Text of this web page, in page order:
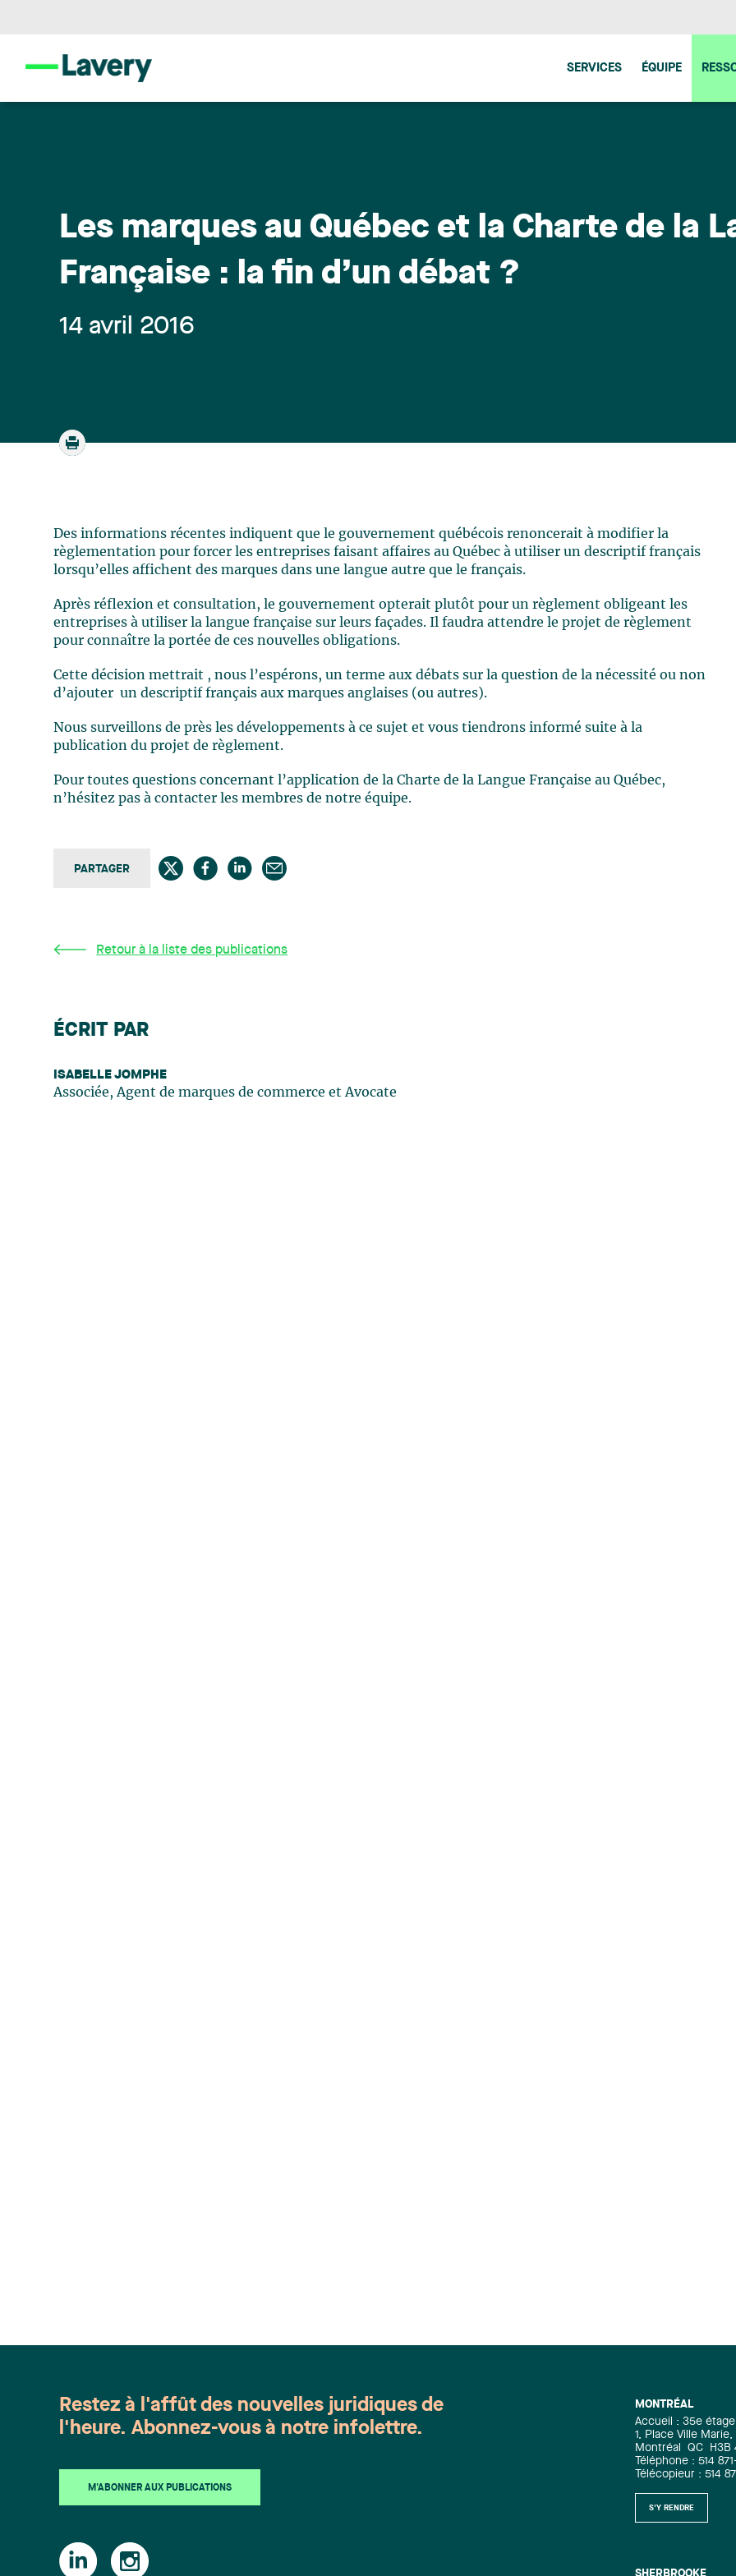
SERVICES ÉQUIPE
Les marques au Québec et la Charte de la
Française : la fin d’un débat ?
14 avril 2016
Des informations récentes indiquent que le gouvernement québécois renoncerait à modifier la
règlementation pour forcer les entreprises faisant affaires au Québec à utiliser un descriptif français
lorsqu’elles affichent des marques dans une langue autre que le français.
Après réflexion et consultation, le gouvernement opterait plutôt pour un règlement obligeant les
entreprises à utiliser la langue française sur leurs façades. Il faudra attendre le projet de règlement
pour connaître la portée de ces nouvelles obligations.
Cette décision mettrait , nous l’espérons, un terme aux débats sur la question de la nécessité ou non
d’ajouter un descriptif français aux marques anglaises (ou autres).
Nous surveillons de près les développements à ce sujet et vous tiendrons informé suite à la
publication du projet de règlement.
Pour toutes questions concernant l’application de la Charte de la Langue Française au Québec,
n’hésitez pas à contacter les membres de notre équipe.
PARTAGER
Retour à la liste des publications
ÉCRIT PAR
ISABELLE JOMPHE
Associée, Agent de marques de commerce et Avocate
MONTRÉAL
Accueil : 35e étage
1, Place Ville
Montréal
QC
H3B
Téléphone : 514
Télécopieur : 514
S'Y RENDRE
SHERBROOKE
Restez à l'affût des nouvelles juridiques de
l'heure. Abonnez-vous à notre infolettre.
M'ABONNER AUX PUBLICATIONS